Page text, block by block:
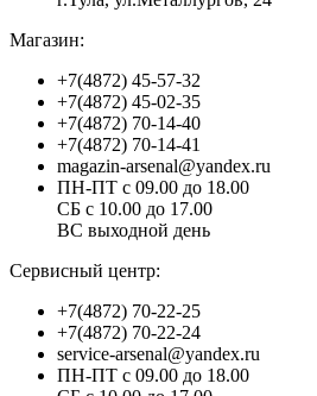
Магазин:
+7(4872) 45-57-32
+7(4872) 45-02-35
+7(4872) 70-14-40
+7(4872) 70-14-41
magazin-arsenal@yandex.ru
ПН-ПТ с 09.00 до 18.00
СБ с 10.00 до 17.00
ВС выходной день
Сервисный центр:
+7(4872) 70-22-25
+7(4872) 70-22-24
service-arsenal@yandex.ru
ПН-ПТ с 09.00 до 18.00